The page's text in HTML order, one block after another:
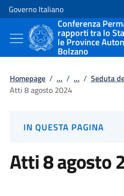
Vai al contenuto
Vai alla navigazione del sito
Governo Italiano
Conferenza
rapporti tra lo
le Province
Bolzano
Homepage / ... / ... / Seduta
Atti 8 agosto 2024
IN QUESTA PAGINA
Atti 8 agosto